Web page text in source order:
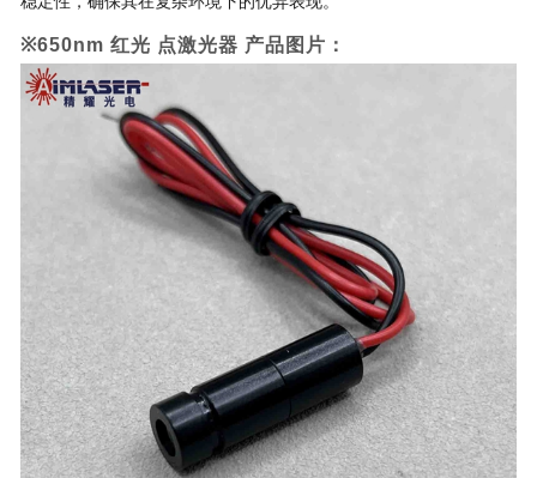
※650nm 红光 点激光器 产品图片：